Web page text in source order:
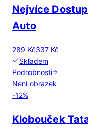
Nejvíce
Auto
289 Kč337 Kč
Skladem
Podrobnosti
Není obrázek
-12%
Klobouček